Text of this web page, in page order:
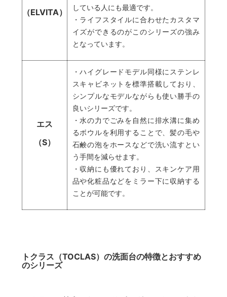
（ELVITA）
している人にも最適です。
・ライフスタイルに合わせたカスタマ
イズができるのがこのシリーズの強み
となっています。
エス
（S）
・ハイグレードモデル同様にステンレ
スキャビネットを標準搭載しており、
シンプルなモデルながらも使い勝手の
良いシリーズです。
・水の力でごみを自然に排水溝に集め
るボウルを利用することで、髪の毛や
石鹸の泡をホースなどで洗い流すとい
う手間を減らせます。
・収納にも優れており、スキンケア用
品や化粧品などをミラー下に収納する
ことが可能です。
トクラス（TOCLAS）の洗面台の特徴とおすすめ
のシリーズ